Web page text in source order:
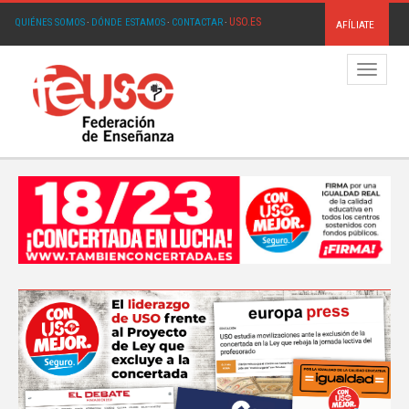
QUIÉNES SOMOS· DÓNDE ESTAMOS· CONTACTAR· USO.ES AFÍLIATE
Menú